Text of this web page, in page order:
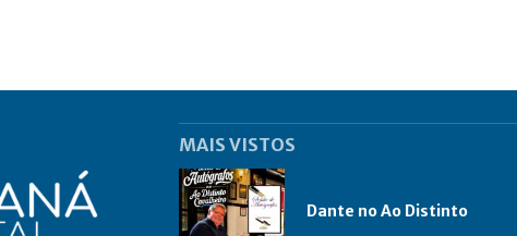
MAIS VISTOS
Dante no Ao Distinto